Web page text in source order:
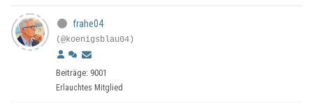
frahe04
(@koenigsblau04)
Beiträge: 9001
Erlauchtes Mitglied